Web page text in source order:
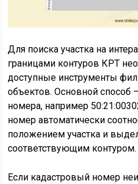
Для поиска участка на
границами контуров КРТ
доступные инструменты
объектов. Основной способ
номера, например
номер автоматически
положением участка и
соответствующим контуром.
Если кадастровый номер